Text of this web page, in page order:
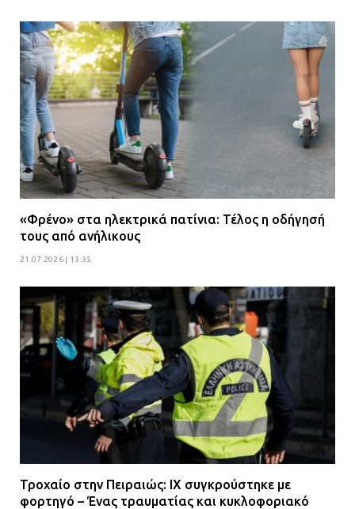
«Φρένο» στα ηλεκτρικά πατίνια: Τέλος η οδήγησή
τους από ανήλικους
21.07.2026 | 13:35
Τροχαίο στην Πειραιώς: ΙΧ συγκρούστηκε με
φορτηγό – Ένας τραυματίας και κυκλοφοριακό